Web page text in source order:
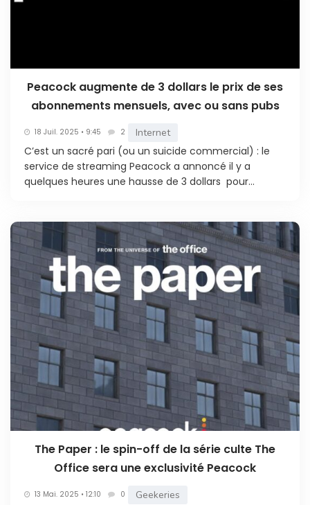
Peacock augmente de 3 dollars le prix de ses
abonnements mensuels, avec ou sans pubs
18 Juil. 2025 • 9:45 2 Internet
C’est un sacré pari (ou un suicide commercial) : le
service de streaming Peacock a annoncé il y a
quelques heures une hausse de 3 dollars pour...
The Paper : le spin-off de la série culte The
Office sera une exclusivité Peacock
13 Mai. 2025 • 12:10 0 Geekeries